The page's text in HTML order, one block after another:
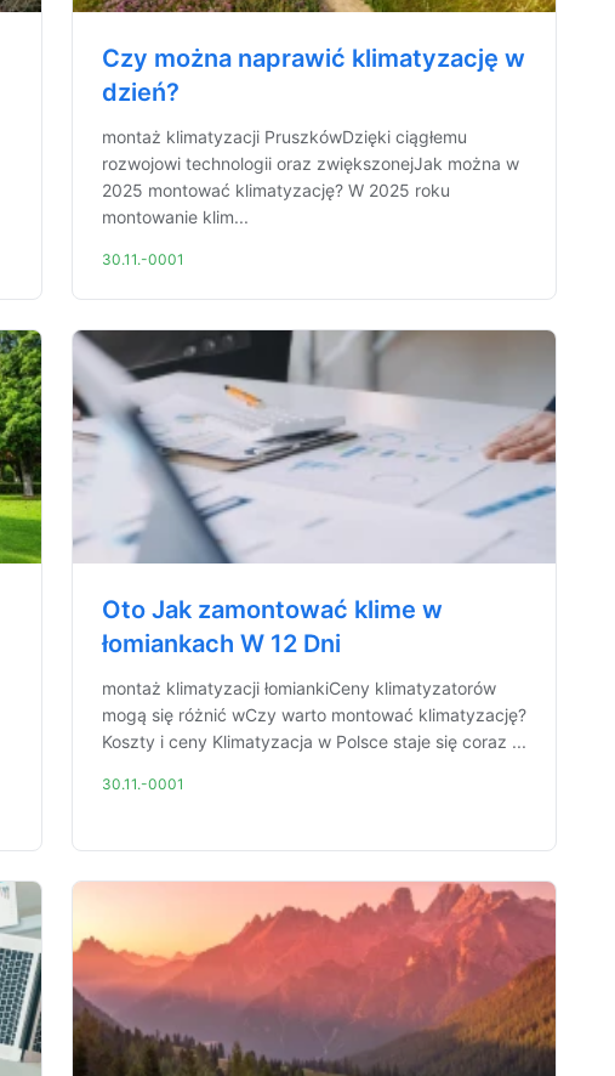
Czy można naprawić klimatyzację w
dzień?
montaż klimatyzacji PruszkówDzięki ciągłemu
rozwojowi technologii oraz zwiększonejJak można w
2025 montować klimatyzację? W 2025 roku
montowanie klim...
30.11.-0001
Oto Jak zamontować klime w
łomiankach W 12 Dni
montaż klimatyzacji łomiankiCeny klimatyzatorów
mogą się różnić wCzy warto montować klimatyzację?
Koszty i ceny Klimatyzacja w Polsce staje się coraz ...
30.11.-0001